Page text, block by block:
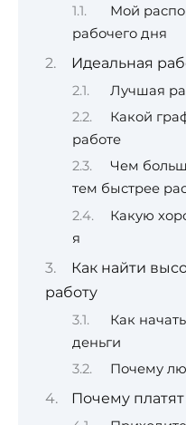
Мой
рабочего дня
Идеальная
Лучшая
Какой
работе
Чем
тем быстрее
Какую
я
Как найти
работу
Как
деньги
Почему
Почему